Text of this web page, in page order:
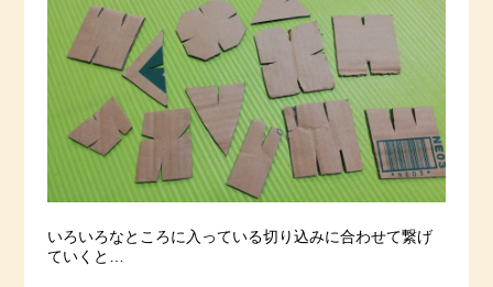
いろいろなところに入っている切り込みに合わせて繋げ
ていくと…